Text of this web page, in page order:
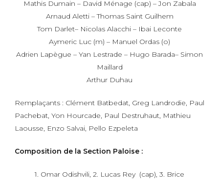
Mathis Dumain – David Ménage (cap) – Jon Zabala
Arnaud Aletti – Thomas Saint Guilhem
Tom Darlet– Nicolas Alacchi – Ibai Leconte
Aymeric Luc (m) – Manuel Ordas (o)
Adrien Lapègue – Yan Lestrade – Hugo Barada– Simon
Maillard
Arthur Duhau
Remplaçants : Clément Batbedat, Greg Landrodie, Paul
Pachebat, Yon Hourcade, Paul Destruhaut, Mathieu
Laousse, Enzo Salvai, Pello Ezpeleta
Composition de la Section Paloise :
1. Omar Odishvili, 2. Lucas Rey (cap), 3. Brice